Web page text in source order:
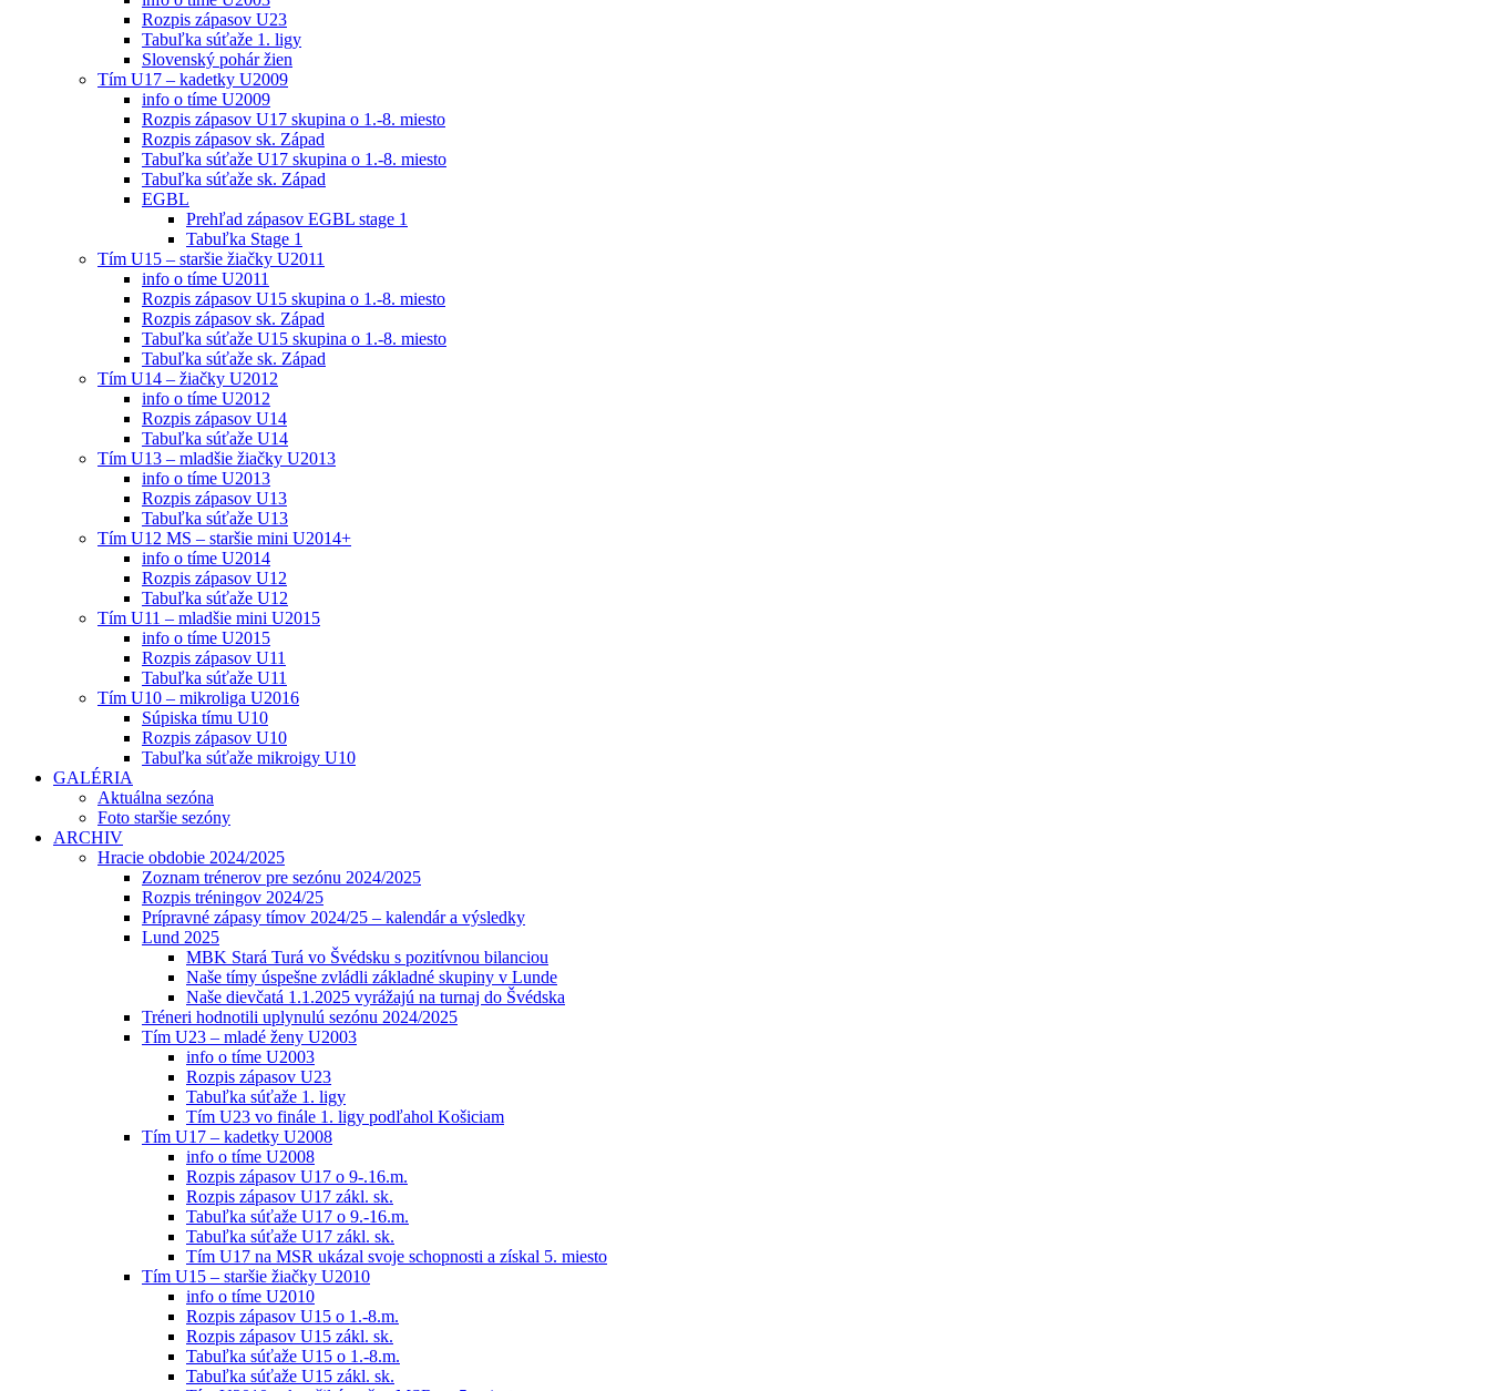
Rozpis zápasov U23
Tabuľka súťaže 1. ligy
Slovenský pohár žien
Tím U17 – kadetky U2009
info o tíme U2009
Rozpis zápasov U17 skupina o 1.-8. miesto
Rozpis zápasov sk. Západ
Tabuľka súťaže U17 skupina o 1.-8. miesto
Tabuľka súťaže sk. Západ
EGBL
Prehľad zápasov EGBL stage 1
Tabuľka Stage 1
Tím U15 – staršie žiačky U2011
info o tíme U2011
Rozpis zápasov U15 skupina o 1.-8. miesto
Rozpis zápasov sk. Západ
Tabuľka súťaže U15 skupina o 1.-8. miesto
Tabuľka súťaže sk. Západ
Tím U14 – žiačky U2012
info o tíme U2012
Rozpis zápasov U14
Tabuľka súťaže U14
Tím U13 – mladšie žiačky U2013
info o tíme U2013
Rozpis zápasov U13
Tabuľka súťaže U13
Tím U12 MS – staršie mini U2014+
info o tíme U2014
Rozpis zápasov U12
Tabuľka súťaže U12
Tím U11 – mladšie mini U2015
info o tíme U2015
Rozpis zápasov U11
Tabuľka súťaže U11
Tím U10 – mikroliga U2016
Súpiska tímu U10
Rozpis zápasov U10
Tabuľka súťaže mikroigy U10
GALÉRIA
Aktuálna sezóna
Foto staršie sezóny
ARCHIV
Hracie obdobie 2024/2025
Zoznam trénerov pre sezónu 2024/2025
Rozpis tréningov 2024/25
Prípravné zápasy tímov 2024/25 – kalendár a výsledky
Lund 2025
MBK Stará Turá vo Švédsku s pozitívnou bilanciou
Naše tímy úspešne zvládli základné skupiny v Lunde
Naše dievčatá 1.1.2025 vyrážajú na turnaj do Švédska
Tréneri hodnotili uplynulú sezónu 2024/2025
Tím U23 – mladé ženy U2003
info o tíme U2003
Rozpis zápasov U23
Tabuľka súťaže 1. ligy
Tím U23 vo finále 1. ligy podľahol Košiciam
Tím U17 – kadetky U2008
info o tíme U2008
Rozpis zápasov U17 o 9-.16.m.
Rozpis zápasov U17 zákl. sk.
Tabuľka súťaže U17 o 9.-16.m.
Tabuľka súťaže U17 zákl. sk.
Tím U17 na MSR ukázal svoje schopnosti a získal 5. miesto
Tím U15 – staršie žiačky U2010
info o tíme U2010
Rozpis zápasov U15 o 1.-8.m.
Rozpis zápasov U15 zákl. sk.
Tabuľka súťaže U15 o 1.-8.m.
Tabuľka súťaže U15 zákl. sk.